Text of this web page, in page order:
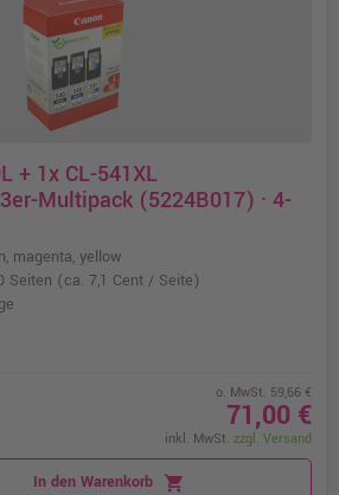
+ 1x CL-541XL
Multipack (5224B017) · 4-
magenta, yellow
Seiten (ca. 7,1 Cent / Seite)
o. MwSt. 59,66 €
71,00 €
inkl. MwSt. zzgl. Versand
In den Warenkorb shopping_cart